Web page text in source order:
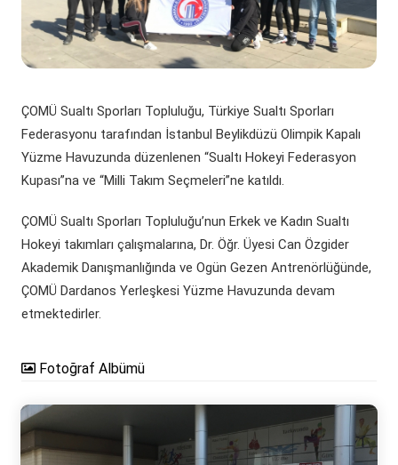
ÇOMÜ Sualtı Sporları Topluluğu, Türkiye Sualtı Sporları
Federasyonu tarafından İstanbul Beylikdüzü Olimpik Kapalı
Yüzme Havuzunda düzenlenen “Sualtı Hokeyi Federasyon
Kupası”na ve “Milli Takım Seçmeleri”ne katıldı.
ÇOMÜ Sualtı Sporları Topluluğu’nun Erkek ve Kadın Sualtı
Hokeyi takımları çalışmalarına, Dr. Öğr. Üyesi Can Özgider
Akademik Danışmanlığında ve Ogün Gezen Antrenörlüğünde,
ÇOMÜ Dardanos Yerleşkesi Yüzme Havuzunda devam
etmektedirler.
Fotoğraf Albümü
Kurumsal Değerlendirme Sistemi(yeni sekmede açılır)
Kurumsal Logo
Döner Sermaye (yeni sekmede açılır)
Uluslararası Danışma Kurulu
Daire Başkanlıkları
Koordinatörlükler
ÇOMÜ Marşı
Üniversite Hastaneleri
Araştırma Laboratuarları(yeni sekmede açılır)
Araştırma Merkezleri
Lisansüstü Eğitim Enstitüsü(yeni sekmede açılır)
Proje Destek Ofisi
Etik Kurulları
Öğrenci Dekanlığı(yeni sekmede açılır)
Öğrenci Kulüpleri Haberleri
Psikolojik Danışmanlık Rehberlik (yeni sekmede açılır)
Engelli Öğrenci Birimi(yeni sekmede açılır)